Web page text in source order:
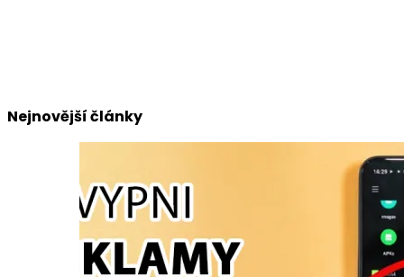
Nejnovější články